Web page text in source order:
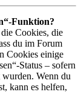
Funktion?
Cookies, die
du im Forum
Cookies einige
Status – sofern
Wenn du
kann es helfen,